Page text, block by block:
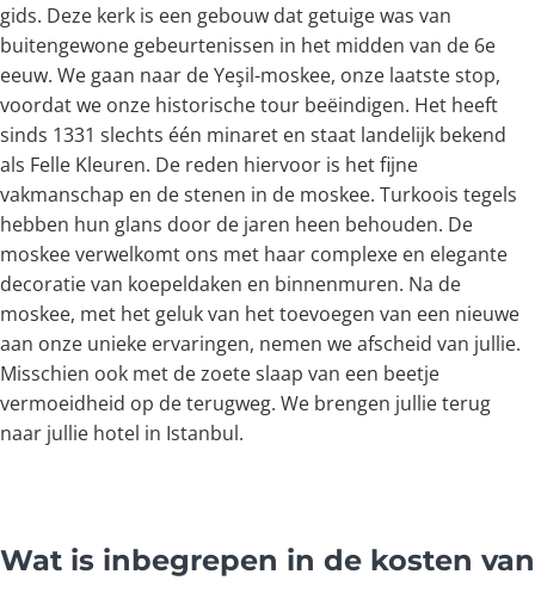
gids. Deze kerk is een gebouw dat getuige was van
buitengewone gebeurtenissen in het midden van de 6e
eeuw. We gaan naar de Yeşil-moskee, onze laatste stop,
voordat we onze historische tour beëindigen. Het heeft
sinds 1331 slechts één minaret en staat landelijk bekend
als Felle Kleuren. De reden hiervoor is het fijne
vakmanschap en de stenen in de moskee. Turkoois tegels
hebben hun glans door de jaren heen behouden. De
moskee verwelkomt ons met haar complexe en elegante
decoratie van koepeldaken en binnenmuren. Na de
moskee, met het geluk van het toevoegen van een nieuwe
aan onze unieke ervaringen, nemen we afscheid van jullie.
Misschien ook met de zoete slaap van een beetje
vermoeidheid op de terugweg. We brengen jullie terug
naar jullie hotel in Istanbul.
Wat is inbegrepen in de kosten van